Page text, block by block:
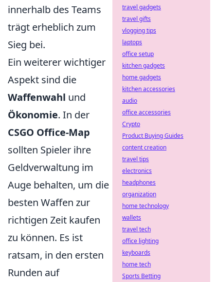
innerhalb des Teams
trägt erheblich zum
Sieg bei.
Ein weiterer wichtiger
Aspekt sind die
Waffenwahl und
Ökonomie. In der
CSGO Office-Map
sollten Spieler ihre
Geldverwaltung im
Auge behalten, um die
besten Waffen zur
richtigen Zeit kaufen
zu können. Es ist
ratsam, in den ersten
Runden auf
travel gadgets
travel gifts
vlogging tips
laptops
office setup
kitchen gadgets
home gadgets
kitchen accessories
audio
office accessories
Crypto
Product Buying Guides
content creation
travel tips
electronics
headphones
organization
home technology
wallets
travel tech
office lighting
keyboards
home tech
Sports Betting